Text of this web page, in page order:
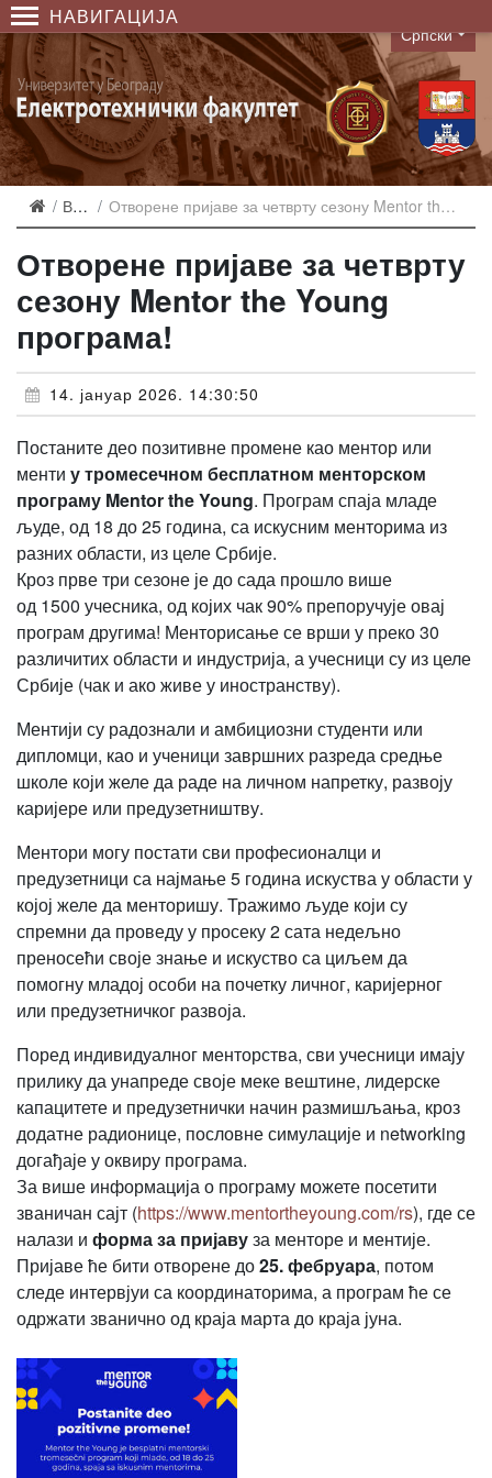
НАВИГАЦИЈА
Language
Српски
Вести Отворене пријаве за четврту сезону Mentor the Young програма!
Отворене пријаве за четврту
сезону Mentor the Young
програма!
14. јануар 2026. 14:30:50
Постаните део позитивне промене као ментор или
менти у тромесечном бесплатном менторском
програму Mentor the Young. Програм спаја младе
људе, од 18 до 25 година, са искусним менторима из
разних области, из целе Србије.
Кроз прве три сезоне је до сада прошло више
од 1500 учесника, од којих чак 90% препоручује овај
програм другима! Менторисање се врши у преко 30
различитих области и индустрија, а учесници су из целе
Србије (чак и ако живе у иностранству).
Ментији су радознали и амбициозни студенти или
дипломци, као и ученици завршних разреда средње
школе који желе да раде на личном напретку, развоју
каријере или предузетништву.
Ментори могу постати сви професионалци и
предузетници са најмање 5 година искуства у области у
којој желе да менторишу. Тражимо људе који су
спремни да проведу у просеку 2 сата недељно
преносећи своје знање и искуство са циљем да
помогну младој особи на почетку личног, каријерног
или предузетничког развоја.
Поред индивидуалног менторства, сви учесници имају
прилику да унапреде своје меке вештине, лидерске
капацитете и предузетнички начин размишљања, кроз
додатне радионице, пословне симулације и networking
догађаје у оквиру програма.
За више информација о програму можете посетити
званичан сајт (https://www.mentortheyoung.com/rs), где се
налази и форма за пријавуза менторе и ментије.
Пријаве ће бити отворене до25. фебруара, потом
следе интервјуи са координаторима, а програм ће се
одржати званично од краја марта до краја јуна.